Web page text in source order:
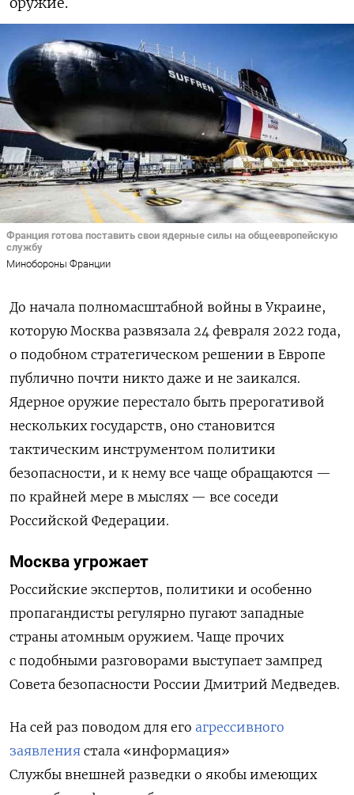
оружие.
Франция готова поставить свои ядерные силы на общеевропейскую
службу
Минобороны Франции
До начала полномасштабной войны в Украине,
которую Москва развязала 24 февраля 2022 года,
о подобном стратегическом решении в Европе
публично почти никто даже и не заикался.
Ядерное оружие перестало быть прерогативой
нескольких государств, оно становится
тактическим инструментом политики
безопасности, и к нему все чаще обращаются —
по крайней мере в мыслях — все соседи
Российской Федерации.
Москва угрожает
Российские экспертов, политики и особенно
пропагандисты регулярно пугают западные
страны атомным оружием. Чаще прочих
с подобными разговорами выступает зампред
Совета безопасности России Дмитрий Медведев.
На сей раз поводом для его агрессивного
заявления стала «информация»
Службы внешней разведки о якобы имеющих